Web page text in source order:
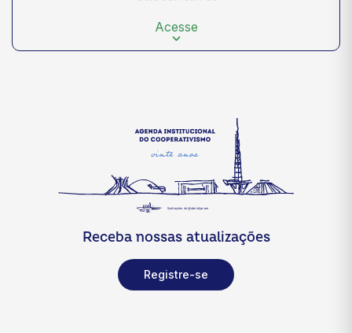
Acesse
Receba nossas atualizações
Registre-se